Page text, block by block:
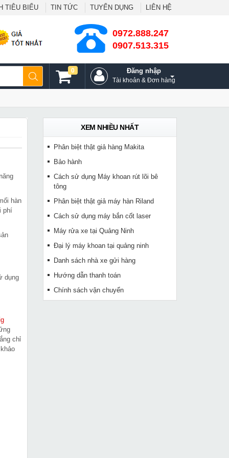
TIÊU BIỂU TIN TỨC TUYỂN DỤNG LIÊN HỆ
0972.888.247
0907.513.315
Đăng nhập
Tài khoản & Đơn hàng
0
hàn
phí
dụng
chỉ
XEM NHIỀU NHẤT
Phân biệt thật giả hàng Makita
Bảo hành
Cách sử dụng Máy khoan rút lõi bê
tông
Phân biệt thật giả máy hàn Riland
Cách sử dụng máy bắn cốt laser
Máy rửa xe tại Quảng Ninh
Đại lý máy khoan tại quảng ninh
Danh sách nhà xe gửi hàng
Hướng dẫn thanh toán
Chính sách vận chuyển